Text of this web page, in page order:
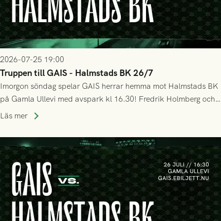
2026-07-25 19:00
Truppen till GAIS - Halmstads BK 26/7
Imorgon söndag spelar GAIS herrar hemma mot Halmstads BK
på Gamla Ullevi med avspark kl 16.30! Fredrik Holmberg och
ledarstaben har tagit ut följande trupp till matchen:
Läs mer